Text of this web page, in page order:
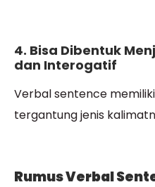
4. Bisa Dibentuk
dan Interogatif
Verbal sentence
tergantung jenis
Rumus Verbal